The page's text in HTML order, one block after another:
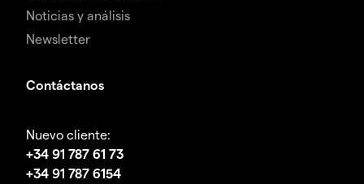
Noticias y análisis
Newsletter
Contáctanos
Nuevo cliente:
+34 91 787 61 73
+34 91 787 6154